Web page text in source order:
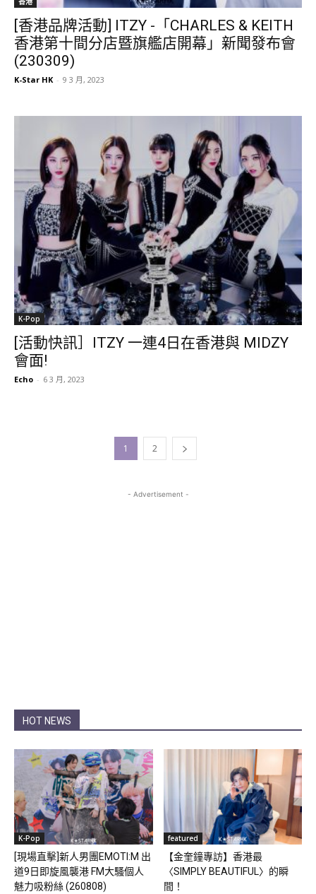
[香港品牌活動] ITZY -「CHARLES & KEITH
香港第十間分店暨旗艦店開幕」新聞發布會
(230309)
K-Star HK - 9 3 月, 2023
K-Pop
[活動快訊］ITZY 一連4日在香港與 MIDZY
會面!
Echo - 6 3 月, 2023
1 2
- Advertisement -
HOT NEWS
K-Pop
[現場直擊]新人男團EMOTI:M 出
道9日即旋風襲港 FM大騷個人
魅力吸粉絲 (260808)
featured
【金奎鐘專訪】香港最
〈SIMPLY BEAUTIFUL〉的瞬
間！